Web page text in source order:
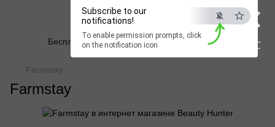
×
ESC
Subscribe to our
notifications!
To enable permission prompts, click
on the notification icon
Beauty Hunter
Бесплатная доставка при заказе от 2500 грн
Farmstay
Farmstay